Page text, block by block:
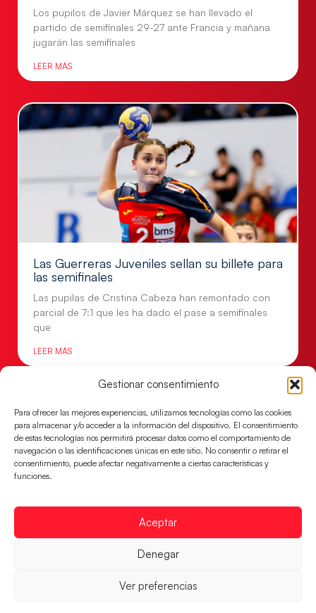
Gestionar consentimiento
Para ofrecer las mejores experiencias, utilizamos tecnologías como las cookies
para almacenar y/o acceder a la información del dispositivo. El consentimiento
de estas tecnologías nos permitirá procesar datos como el comportamiento de
navegación o las identificaciones únicas en este sitio. No consentir o retirar el
consentimiento, puede afectar negativamente a ciertas características y
funciones.
Aceptar
Denegar
Ver preferencias
Los pupilos de Javier Márquez se han llevado el
partido de semifinales 29-27 ante Francia y mañana
jugarán las semifinales
LEER MÁS
Las Guerreras Juveniles sellan su billete para
las semifinales
Las pupilas de Cristina Cabeza han remontado con
parcial de 7:1 que les ha dado el pase a semifinales
que
LEER MÁS
Un clásico ante Francia para buscar el
billete a semifinales del EHF EURO 2026
Los Hispanos Juveniles se enfrentarán a Francia en los